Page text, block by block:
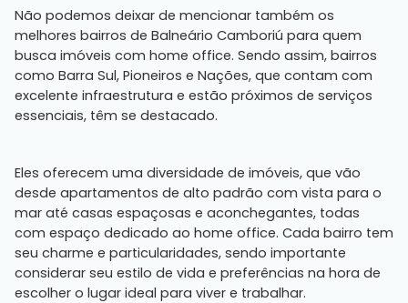
Não podemos deixar de mencionar também os
melhores bairros de Balneário Camboriú para quem
busca imóveis com home office. Sendo assim, bairros
como Barra Sul, Pioneiros e Nações, que contam com
excelente infraestrutura e estão próximos de serviços
essenciais, têm se destacado.
Eles oferecem uma diversidade de imóveis, que vão
desde apartamentos de alto padrão com vista para o
mar até casas espaçosas e aconchegantes, todas
com espaço dedicado ao home office. Cada bairro tem
seu charme e particularidades, sendo importante
considerar seu estilo de vida e preferências na hora de
escolher o lugar ideal para viver e trabalhar.